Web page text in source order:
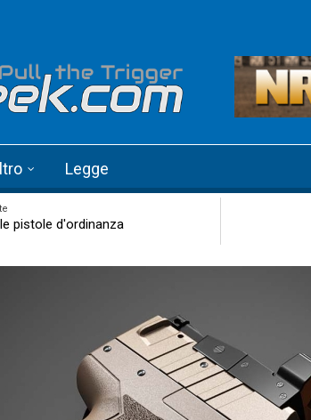
Legge
pistole d'ordinanza